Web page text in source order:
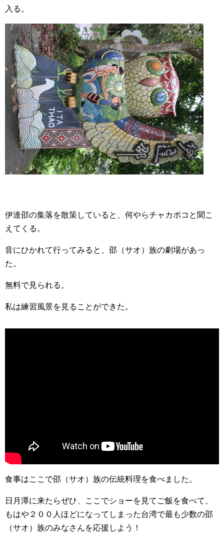
入る。
伊達邵の集落を散策していると、何やらチャカポコと聞こ
えてくる。
音にひかれて行ってみると、邵（サオ）族の劇場があっ
た。
無料で見られる。
私は練習風景を見ることができた。
食事はここで邵（サオ）族の伝統料理を食べました。
日月潭に来たらぜひ、ここでショーを見てご飯を食べて、
もはや２００人ほどになってしまった台湾で最も少数の邵
（サオ）族のみなさんを応援しよう！